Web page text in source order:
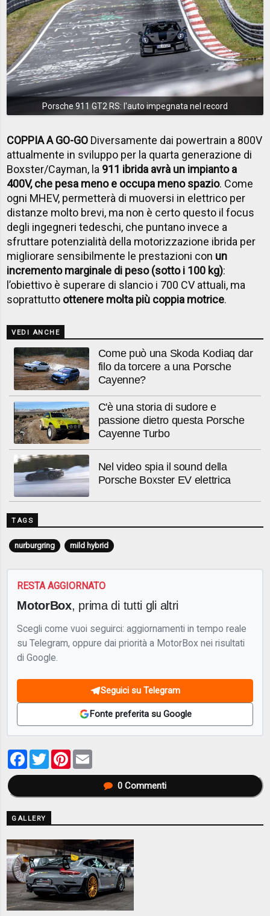
Porsche 911 GT2 RS: l'auto impegnata nel record
COPPIA A GO-GO Diversamente dai powertrain a 800V
attualmente in sviluppo per la quarta generazione di
Boxster/Cayman, la 911 ibrida avrà un impianto a
400V, che pesa meno e occupa meno spazio. Come
ogni MHEV, permetterà di muoversi in elettrico per
distanze molto brevi, ma non è certo questo il focus
degli ingegneri tedeschi, che puntano invece a
sfruttare potenzialità della motorizzazione ibrida per
migliorare sensibilmente le prestazioni con un
incremento marginale di peso (sotto i 100 kg):
l’obiettivo è superare di slancio i 700 CV attuali, ma
soprattutto ottenere molta più coppia motrice.
VEDI ANCHE
Come può una Skoda Kodiaq dar
filo da torcere a una Porsche
Cayenne?
C'è una storia di sudore e
passione dietro questa Porsche
Cayenne Turbo
Nel video spia il sound della
Porsche Boxster EV elettrica
TAGS
nurburgring mild hybrid
RESTA AGGIORNATO
MotorBox, prima di tutti gli altri
Scegli come vuoi seguirci: aggiornamenti in tempo reale
su Telegram, oppure dai priorità a MotorBox nei risultati
di Google.
Seguici su Telegram
Fonte preferita su Google
Facebook
TwitterPinterest
0Commenti
GALLERY